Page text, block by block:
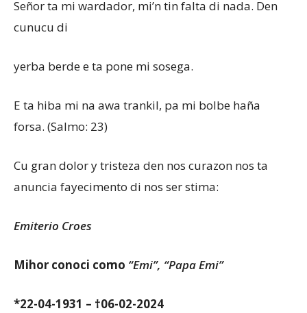
Señor ta mi wardador, mi’n tin falta di nada. Den
cunucu di
yerba berde e ta pone mi sosega.
E ta hiba mi na awa trankil, pa mi bolbe haña
forsa. (Salmo: 23)
Cu gran dolor y tristeza den nos curazon nos ta
anuncia fayecimento di nos ser stima:
Emiterio Croes
Mihor conoci como “Emi”, “Papa Emi”
*22-04-1931 – †06-02-2024